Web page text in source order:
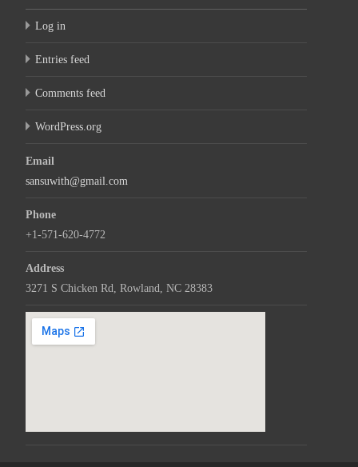
Log in
Entries feed
Comments feed
WordPress.org
Email
sansuwith@gmail.com
Phone
+1-571-620-4772
Address
3271 S Chicken Rd, Rowland, NC 28383